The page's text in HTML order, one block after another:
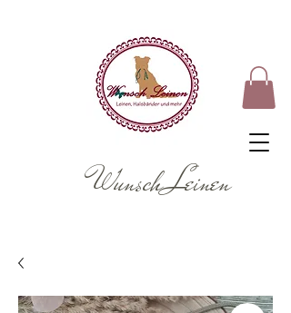
Wunsch Leinen